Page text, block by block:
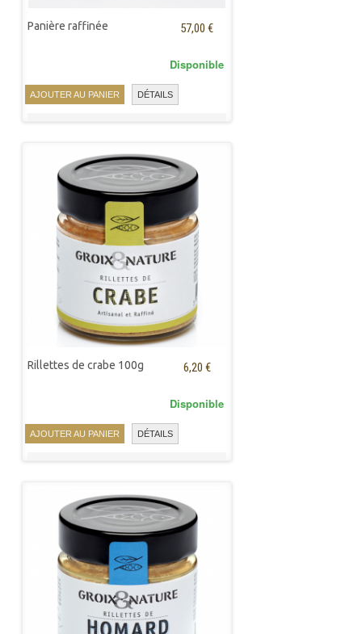
Panière raffinée 57,00 €
AJOUTER AU PANIER DÉTAILS
Disponible
Rillettes de crabe 100g 6,20 €
AJOUTER AU PANIER DÉTAILS
Disponible